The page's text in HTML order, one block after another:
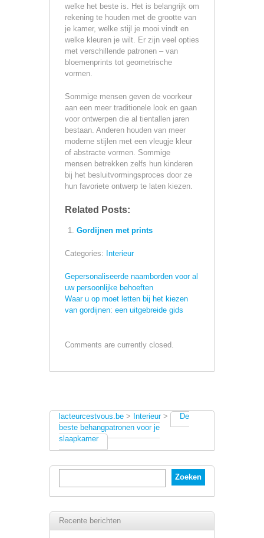
welke het beste is. Het is belangrijk om
rekening te houden met de grootte van
je kamer, welke stijl je mooi vindt en
welke kleuren je wilt. Er zijn veel opties
met verschillende patronen – van
bloemenprints tot geometrische
vormen.
Sommige mensen geven de voorkeur
aan een meer traditionele look en gaan
voor ontwerpen die al tientallen jaren
bestaan. Anderen houden van meer
moderne stijlen met een vleugje kleur
of abstracte vormen. Sommige
mensen betrekken zelfs hun kinderen
bij het besluitvormingsproces door ze
hun favoriete ontwerp te laten kiezen.
Related Posts:
Gordijnen met prints
Categories: Interieur
Gepersonaliseerde naamborden voor al
uw persoonlijke behoeften
Waar u op moet letten bij het kiezen
van gordijnen: een uitgebreide gids
Comments are currently closed.
lacteurcestvous.be > Interieur>
De
beste behangpatronen voor je
slaapkamer
Recente berichten